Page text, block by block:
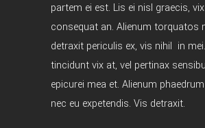
partem ei est. Lis ei nisl graecis,
consequat an. Alienum torquatos
detraxit periculis ex, vis nihil in
tincidunt vix at, vel pertinax
epicurei mea et. Alienum
nec eu expetendis. Vis detraxit.